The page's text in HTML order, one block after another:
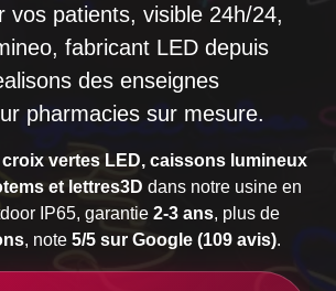
vos patients, visible 24h/24,
fabricant LED depuis
des enseignes
pharmacies sur mesure.
croix vertes LED, caissons lumineux
et lettres3D dans notre usine en
IP65, garantie 2-3 ans, plus de
, note 5/5 sur Google (109 avis).